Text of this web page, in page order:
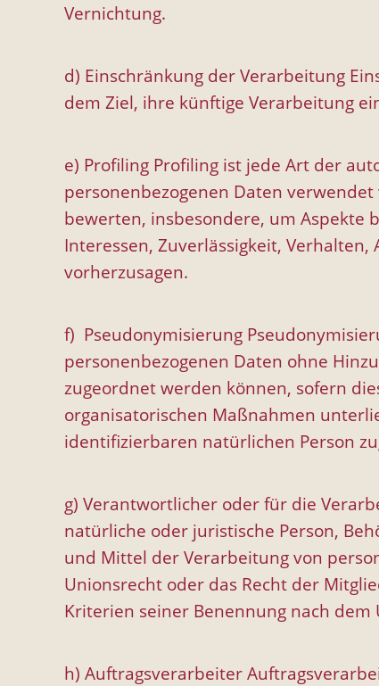
Vernichtung.
d) Einschränkung der Verarbeitung
dem Ziel, ihre künftige Verarbeitung
e) Profiling Profiling ist jede Art der
personenbezogenen Daten
bewerten, insbesondere, um Aspekte
Interessen, Zuverlässigkeit,
vorherzusagen.
f) Pseudonymisierung
personenbezogenen Daten ohne
zugeordnet werden können, sofern
organisatorischen Maßnahmen
identifizierbaren natürlichen Person
g) Verantwortlicher oder für die
natürliche oder juristische Person,
und Mittel der Verarbeitung von
Unionsrecht oder das Recht der
Kriterien seiner Benennung nach
h) Auftragsverarbeiter